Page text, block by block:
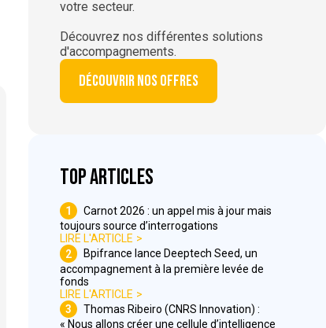
votre secteur.
Découvrez nos différentes solutions
d'accompagnements.
Découvrir nos offres
Top articles
1
Carnot 2026 : un appel mis à jour mais
toujours source d’interrogations
LIRE L'ARTICLE
2
Bpifrance lance Deeptech Seed, un
accompagnement à la première levée de
fonds
LIRE L'ARTICLE
3
Thomas Ribeiro (CNRS Innovation) :
« Nous allons créer une cellule d’intelligence